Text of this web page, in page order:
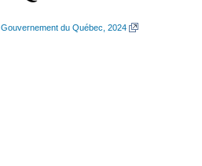
du Québec, 2024